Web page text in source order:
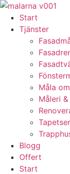
Skip
content
Start
Tjänster
Måla
Måleri
Blogg
Offert
Start